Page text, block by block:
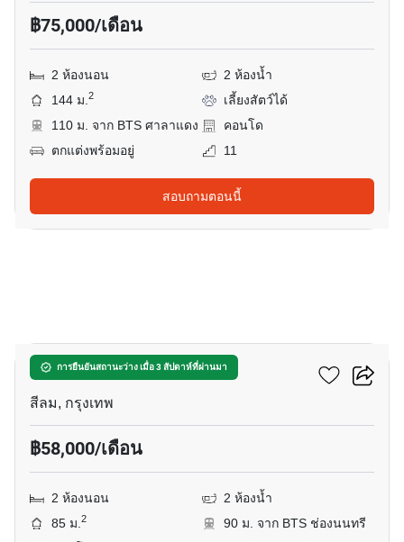
฿75,000/เดือน
2 ห้องนอน
2 ห้องน้ำ
144 ม.2
เลี้ยงสัตว์ได้
110 ม. จาก BTS ศาลาแดง
คอนโด
ตกแต่งพร้อมอยู่
11
สอบถามตอนนี้
การยืนยันสถานะว่าง เมื่อ 3 สัปดาห์ที่ผ่านมา
ดิ อินฟินิตี้ คอนโดมิเนียม
สีลม, กรุงเทพ
฿58,000/เดือน
2 ห้องนอน
2 ห้องน้ำ
85 ม.2
90 ม. จาก BTS ช่องนนทรี